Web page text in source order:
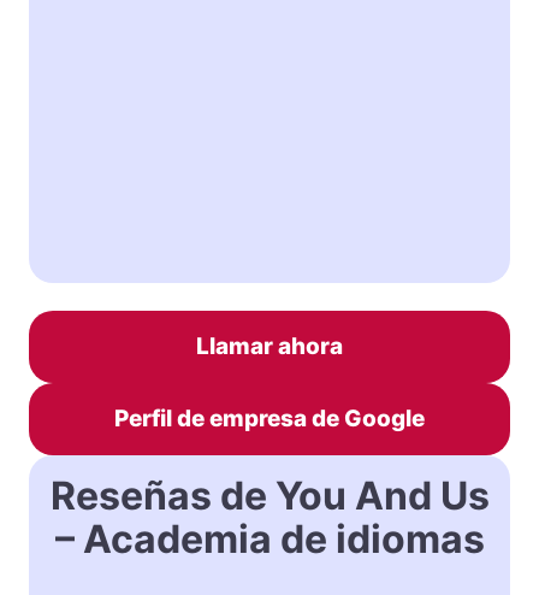
Llamar ahora
Perfil de empresa de Google
Reseñas de You And Us
– Academia de idiomas